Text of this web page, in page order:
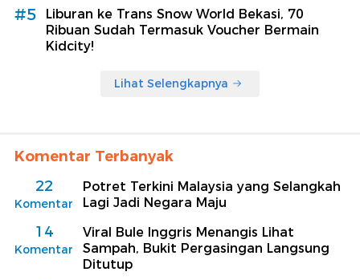
#5
Liburan ke Trans Snow World Bekasi, 70
Ribuan Sudah Termasuk Voucher Bermain
Kidcity!
Lihat Selengkapnya
Komentar Terbanyak
22
Komentar
Potret Terkini Malaysia yang Selangkah
Lagi Jadi Negara Maju
14
Komentar
Viral Bule Inggris Menangis Lihat
Sampah, Bukit Pergasingan Langsung
Ditutup